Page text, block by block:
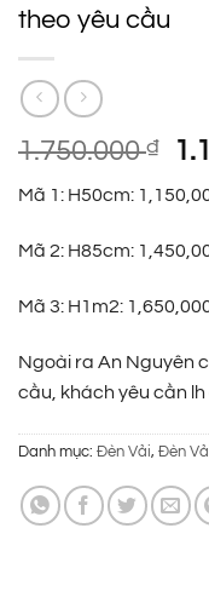
theo yêu cầu
1.750.000₫
là:
Mã 1: H50cm:
Mã 2: H85cm:
Mã 3: H1m2:
Ngoài ra An Nguyên
cầu, khách yêu cần
Danh mục: Đèn Vải, Đèn